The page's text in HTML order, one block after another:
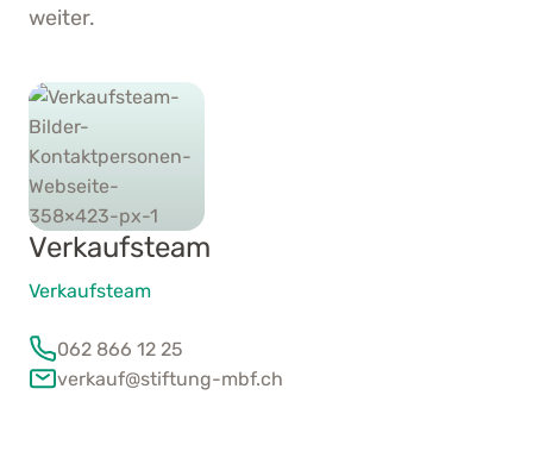
weiter.
Verkaufsteam
Verkaufsteam
062 866 12 25
verkauf@stiftung-mbf.ch